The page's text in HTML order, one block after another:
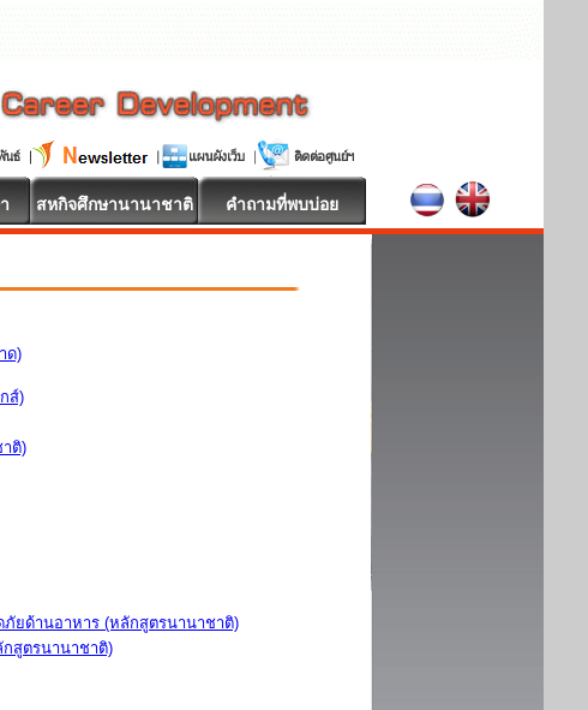
สหกิจศึกษานานาชาติ คำถามที่พบบ่อย
ด)
ส์)
ติ)
ภัยด้านอาหาร (หลักสูตรนานาชาติ)
สูตรนานาชาติ)